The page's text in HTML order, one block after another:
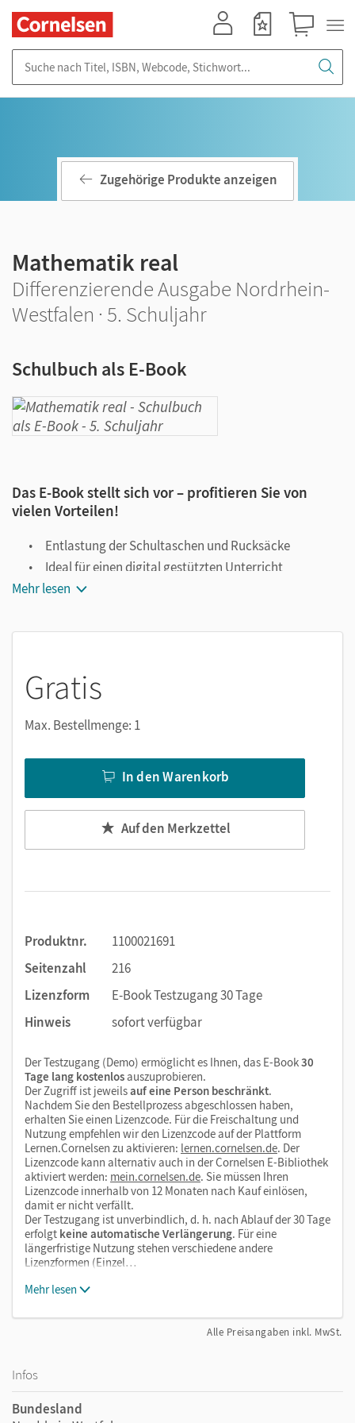
Zugehörige Produkte anzeigen
Mathematik real
Differenzierende Ausgabe Nordrhein-
Westfalen · 5. Schuljahr
Schulbuch als E-Book
Das E-Book stellt sich vor – profitieren Sie von
vielen Vorteilen!
Entlastung der Schultaschen und Rucksäcke
Ideal für einen digital gestützten Unterricht
Notiz- und Markierungsmöglichkeit
Notizen erstellen
Markierungen setzen
Suchen im Text
Zoomen
Mehr lesen
Gratis
Max. Bestellmenge: 1
In den Warenkorb
Auf den Merkzettel
Produktnr.
1100021691
Seitenzahl
216
Lizenzform
E-Book Testzugang 30 Tage
Hinweis
sofort verfügbar
Der Testzugang (Demo) ermöglicht es Ihnen, das E-Book30
Tage lang kostenlosauszuprobieren.
Der Zugriff ist jeweilsauf eine Person beschränkt.
Nachdem Sie den Bestellprozess abgeschlossen haben,
erhalten Sie einen Lizenzcode. Für die Freischaltung und
Nutzung empfehlen wir den Lizenzcode auf der Plattform
Lernen.Cornelsen zu aktivieren: lernen.cornelsen.de. Der
Lizenzcode kann alternativ auch in der Cornelsen E-Bibliothek
aktiviert werden: mein.cornelsen.de. Sie müssen Ihren
Lizenzcode innerhalb von 12 Monaten nach Kauf einlösen,
damit er nicht verfällt.
Der Testzugang ist unverbindlich, d. h. nach Ablauf der 30 Tage
erfolgt keine automatische Verlängerung. Für eine
längerfristige Nutzung stehen verschiedene andere
Lizenzformen (Einzel…
Mehr lesen
Alle Preisangaben inkl. MwSt.
Infos
Bundesland